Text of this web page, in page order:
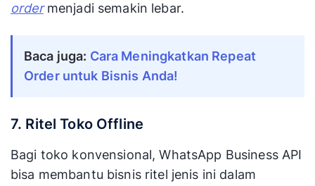
order menjadi semakin lebar.
Baca juga: Cara Meningkatkan Repeat
Order untuk Bisnis Anda!
7. Ritel Toko Offline
Bagi toko konvensional, WhatsApp Business API
bisa membantu bisnis ritel jenis ini dalam